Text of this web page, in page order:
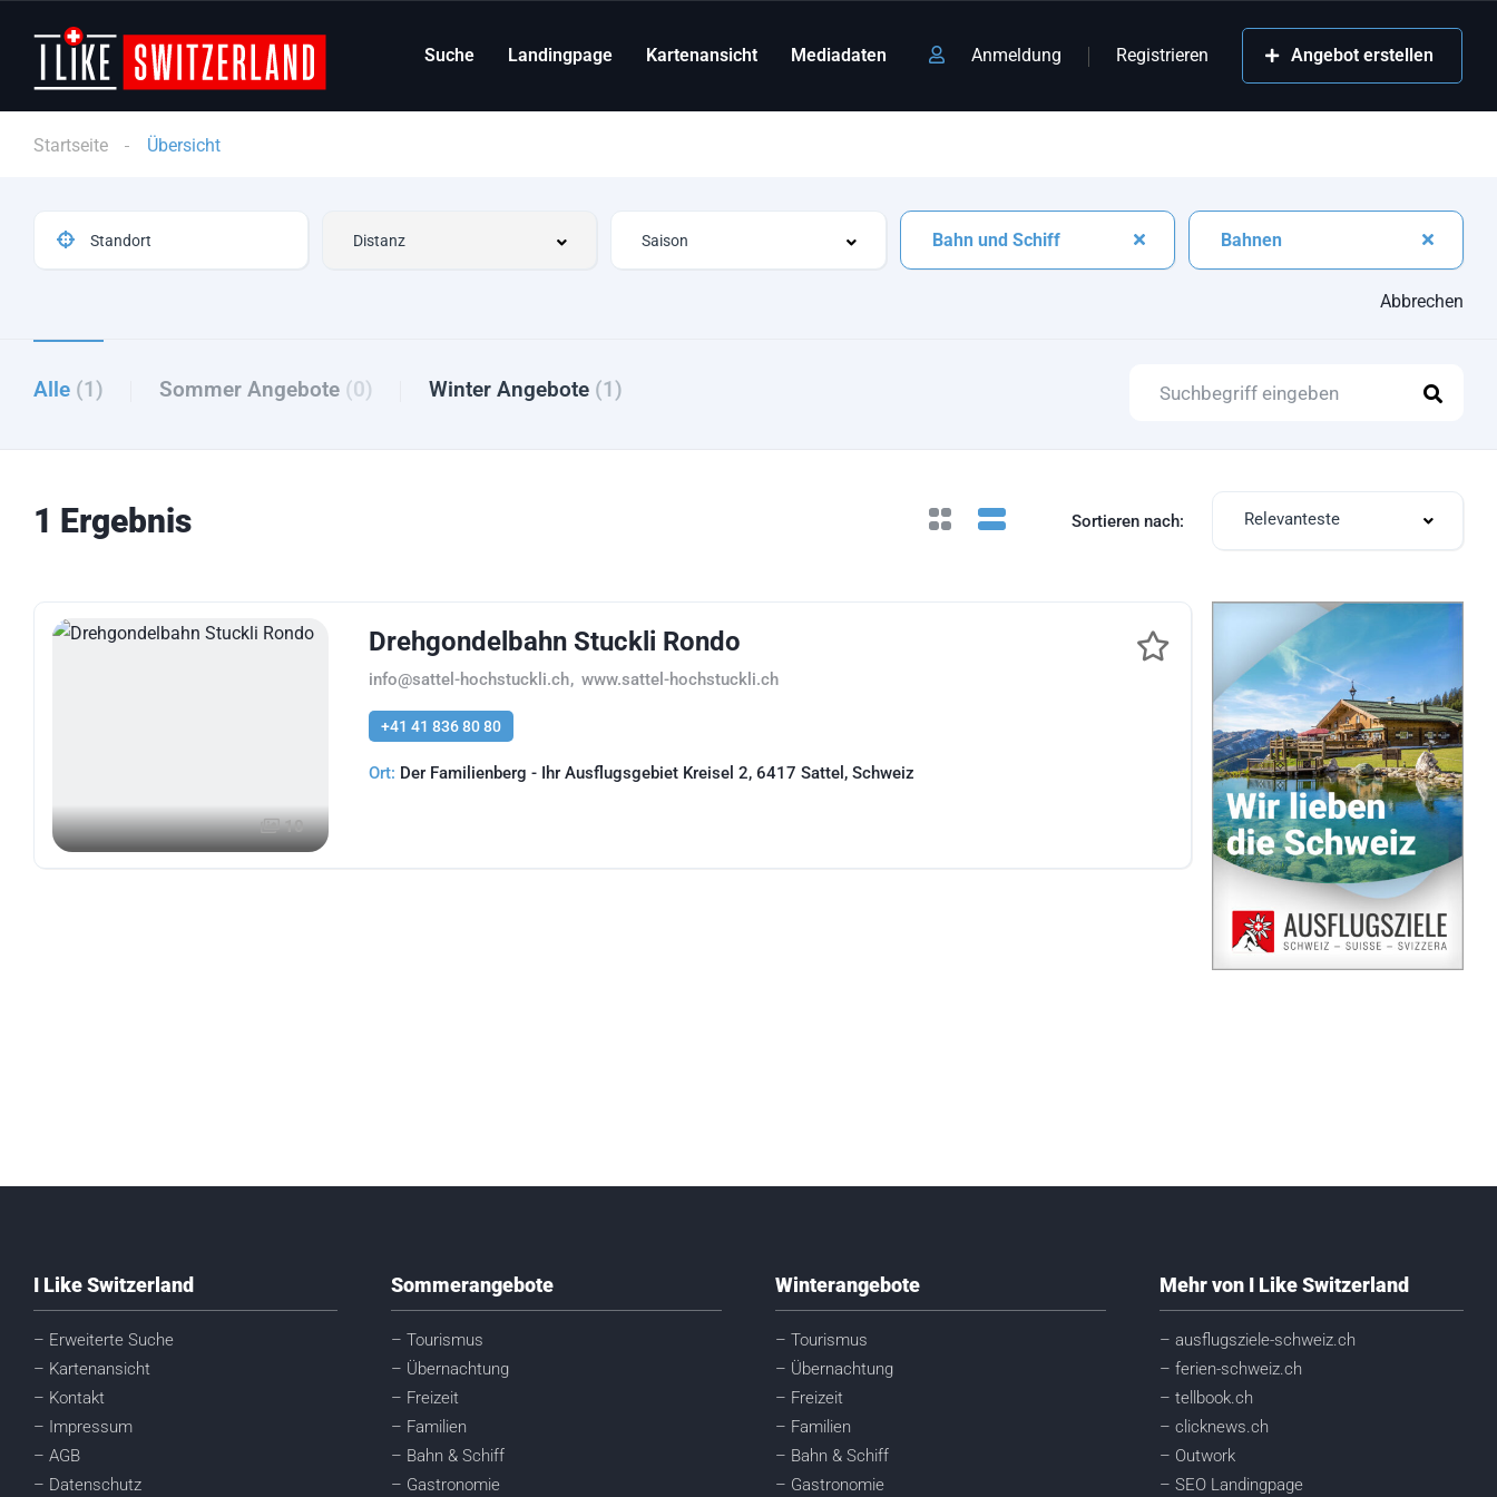
Suche Landingpage Kartenansicht Mediadaten Anmeldung Registrieren Angebot erstellen
Startseite Übersicht
Bahn und Schiff Bahnen
Abbrechen
Alle (1) Sommer Angebote (0) Winter Angebote (1)
1 Ergebnis Sortieren nach: Relevanteste
10
Drehgondelbahn Stuckli Rondo
info@sattel-hochstuckli.ch, www.sattel-hochstuckli.ch
+41 41 836 80 80
Ort: Der Familienberg - Ihr Ausflugsgebiet Kreisel 2, 6417 Sattel, Schweiz
I Like Switzerland
– Erweiterte Suche
– Kartenansicht
– Kontakt
– Impressum
– AGB
– Datenschutz
Sommerangebote
– Tourismus
– Übernachtung
– Freizeit
– Familien
– Bahn & Schiff
– Gastronomie
Winterangebote
– Tourismus
– Übernachtung
– Freizeit
– Familien
– Bahn & Schiff
– Gastronomie
Mehr von I Like Switzerland
– ausflugsziele-schweiz.ch
– ferien-schweiz.ch
– tellbook.ch
– clicknews.ch
– Outwork
– SEO Landingpage